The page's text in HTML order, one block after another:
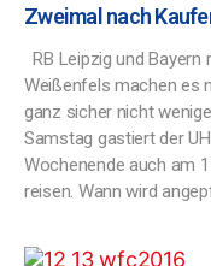
Zweimal nach
RB Leipzig und Bayern
Weißenfels machen es
ganz sicher nicht
Samstag gastiert der
Wochenende auch am
reisen. Wann wird